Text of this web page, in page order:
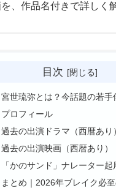
、作品名付きで詳しく
目次
宮世琉弥とは？今話題の若手
プロフィール
過去の出演ドラマ（西暦あり）
過去の出演映画（西暦あり）
「かのサンド」ナレーター起
まとめ｜2026年ブレイク必